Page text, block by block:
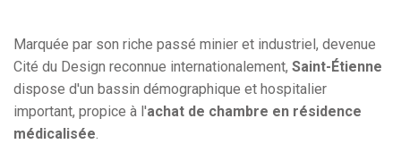
Marquée par son riche passé minier et industriel, devenue
Cité du Design reconnue internationalement, Saint-Étienne
dispose d'un bassin démographique et hospitalier
important, propice à l'achat de chambre en résidence
médicalisée.